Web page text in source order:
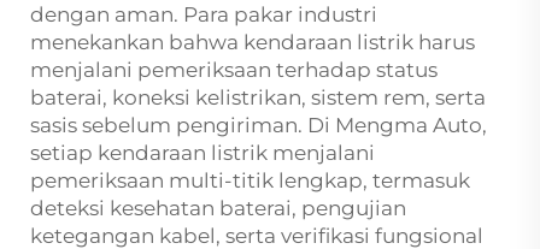
dengan aman. Para pakar industri
menekankan bahwa kendaraan listrik harus
menjalani pemeriksaan terhadap status
baterai, koneksi kelistrikan, sistem rem, serta
sasis sebelum pengiriman. Di Mengma Auto,
setiap kendaraan listrik menjalani
pemeriksaan multi-titik lengkap, termasuk
deteksi kesehatan baterai, pengujian
ketegangan kabel, serta verifikasi fungsional